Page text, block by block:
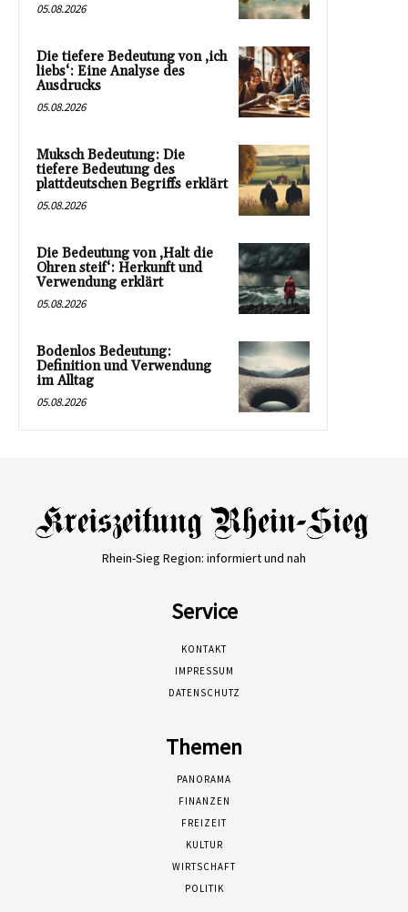
05.08.2026
Die tiefere Bedeutung von ‚ich
liebs‘: Eine Analyse des
Ausdrucks
05.08.2026
Muksch Bedeutung: Die
tiefere Bedeutung des
plattdeutschen Begriffs erklärt
05.08.2026
Die Bedeutung von ‚Halt die
Ohren steif‘: Herkunft und
Verwendung erklärt
05.08.2026
Bodenlos Bedeutung:
Definition und Verwendung
im Alltag
05.08.2026
Rhein-Sieg Region: informiert und nah
Service
KONTAKT
IMPRESSUM
DATENSCHUTZ
Themen
PANORAMA
FINANZEN
FREIZEIT
KULTUR
WIRTSCHAFT
POLITIK